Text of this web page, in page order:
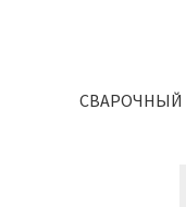
СВАРОЧНЫЙ